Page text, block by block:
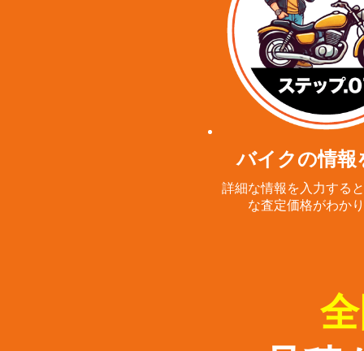
バイクの情報
詳細な情報を入力する
な査定価格がわか